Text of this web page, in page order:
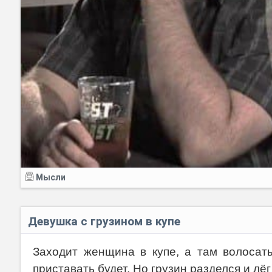
Мысли
Девушка с грузином в купе
Заходит женщина в купе, а там
приставать будет. Но грузин разделся и